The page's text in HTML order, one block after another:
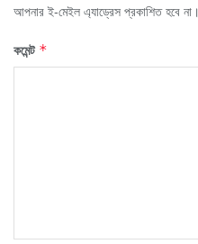
আপনার ই-মেইল এ্যাড্রেস প্রকাশিত হবে না।
কমেন্ট *